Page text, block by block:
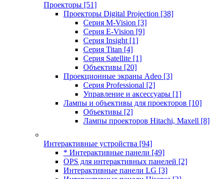
Проекторы [51]
Проекторы Digital Projection [38]
Серия M-Vision [3]
Серия E-Vision [9]
Серия Insight [1]
Серия Titan [4]
Серия Satellite [1]
Объективы [20]
Проекционные экраны Adeo [3]
Серия Professional [2]
Управление и аксессуары [1]
Лампы и объективы для проекторов [10]
Объективы [2]
Лампы проекторов Hitachi, Maxell [8]
Интерактивные устройства [94]
* Интерактивные панели [49]
OPS для интерактивных панелей [2]
Интерактивные панели LG [3]